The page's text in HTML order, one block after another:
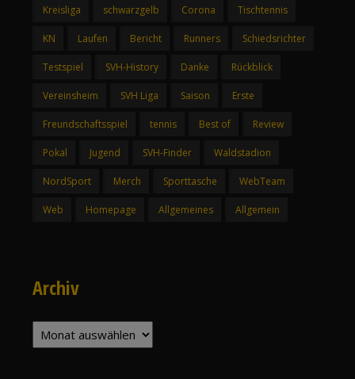
Kreisliga schwarzgelb Corona Tischtennis
KN Laufen Bericht Runners Schiedsrichter
Testspiel SVH-History Danke Rückblick
Vereinsheim SVH Liga Saison Erste
Freundschaftsspiel tennis Best of Review
Pokal Jugend SVH-Finder Waldstadion
NordSport Merch Sporttasche WebTeam
Web Homepage Allgemeines Allgemein
Archiv
Archiv